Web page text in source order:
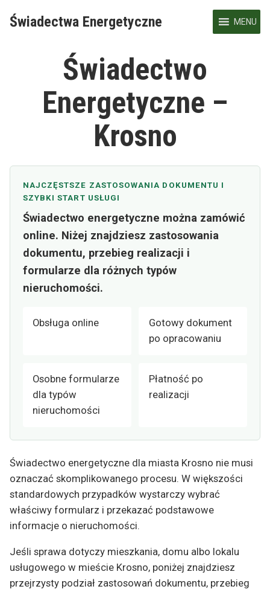
Świadectwa Energetyczne MENU
Świadectwo
Energetyczne –
Krosno
NAJCZĘSTSZE ZASTOSOWANIA DOKUMENTU I
SZYBKI START USŁUGI
Świadectwo energetyczne można zamówić
online. Niżej znajdziesz zastosowania
dokumentu, przebieg realizacji i
formularze dla różnych typów
nieruchomości.
Obsługa online
Gotowy dokument
po opracowaniu
Osobne formularze
dla typów
nieruchomości
Płatność po
realizacji
Świadectwo energetyczne dla miasta Krosno nie musi
oznaczać skomplikowanego procesu. W większości
standardowych przypadków wystarczy wybrać
właściwy formularz i przekazać podstawowe
informacje o nieruchomości.
Jeśli sprawa dotyczy mieszkania, domu albo lokalu
usługowego w mieście Krosno, poniżej znajdziesz
przejrzysty podział zastosowań dokumentu, przebieg